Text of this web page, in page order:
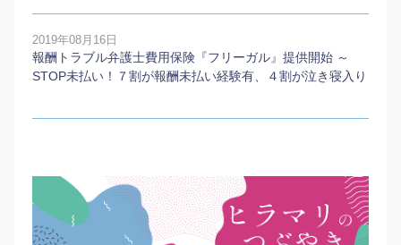
2019年08月16日
報酬トラブル弁護士費用保険『フリーガル』提供開始 ～
STOP未払い！７割が報酬未払い経験有、４割が泣き寝入り